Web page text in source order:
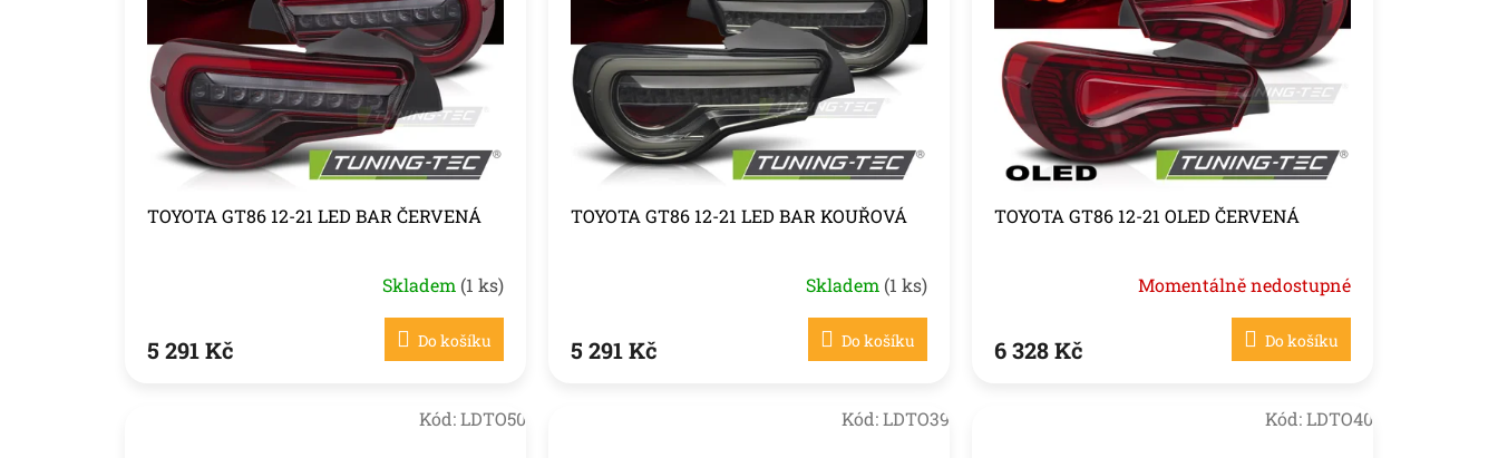
TOYOTA GT86 12-21 LED BAR ČERVENÁ
Skladem (1 ks)
5 291 Kč Do košíku
TOYOTA GT86 12-21 LED BAR KOUŘOVÁ
Skladem (1 ks)
5 291 Kč Do košíku
TOYOTA GT86 12-21 OLED ČERVENÁ
Momentálně nedostupné
6 328 Kč Do košíku
Kód:LDTO50 Kód:LDTO39 Kód:LDTO40